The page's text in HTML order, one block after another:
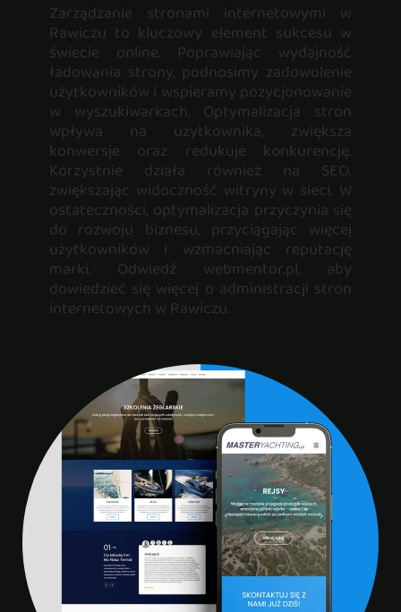
Zarządzanie stronami internetowymi w
Rawiczu to kluczowy element sukcesu w
świecie online. Poprawiając wydajność
ładowania strony, podnosimy zadowolenie
użytkowników i wspieramy pozycjonowanie
w wyszukiwarkach. Optymalizacja stron
wpływa na użytkownika, zwiększa
konwersje oraz redukuje konkurencję.
Korzystnie działa również na SEO,
zwiększając widoczność witryny w sieci. W
ostateczności, optymalizacja przyczynia się
do rozwoju biznesu, przyciągając więcej
użytkowników i wzmacniając reputację
marki. Odwiedź webmentor.pl, aby
dowiedzieć się więcej o administracji stron
internetowych w Rawiczu.